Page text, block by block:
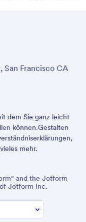
San Francisco CA
dem Sie ganz leicht
können.Gestalten
mehr.
and the Jotform
Jotform Inc.